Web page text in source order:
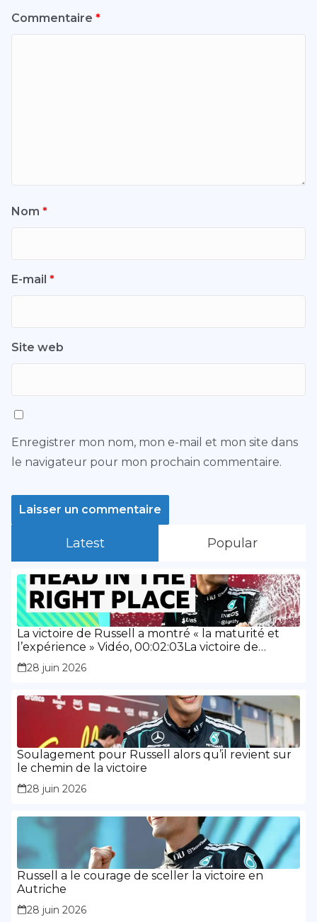
Commentaire *
Nom *
E-mail *
Site web
Enregistrer mon nom, mon e-mail et mon site dans
le navigateur pour mon prochain commentaire.
Latest Popular
La victoire de Russell a montré « la maturité et
l’expérience » Vidéo, 00:02:03La victoire de
Russell a montré « la maturité et l’expérience »
28 juin 2026
Soulagement pour Russell alors qu’il revient sur
le chemin de la victoire
28 juin 2026
Russell a le courage de sceller la victoire en
Autriche
28 juin 2026